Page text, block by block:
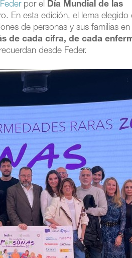
por el Día Mundial de las
En esta edición, el lema elegido
de personas y sus familias en
de cada cifra, de cada
desde Feder.